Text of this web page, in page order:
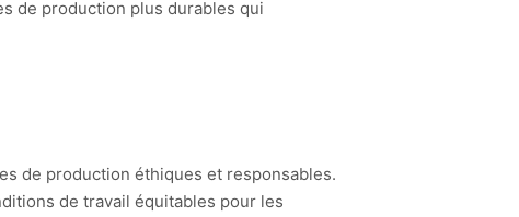
de production plus durables qui
de production éthiques et responsables.
de travail équitables pour les